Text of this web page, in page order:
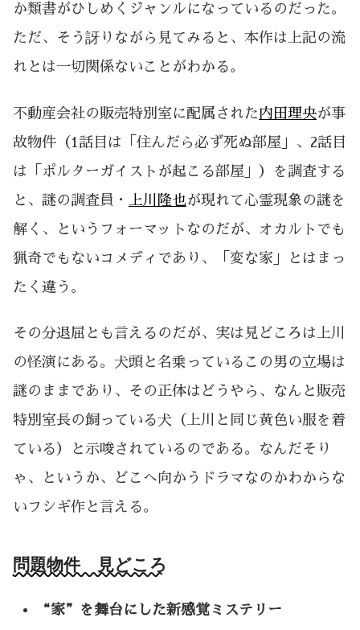
か類書がひしめくジャンルになっているのだった。
ただ、そう訝りながら見てみると、本作は上記の流
れとは一切関係ないことがわかる。
不動産会社の販売特別室に配属された 内田理央が事
故物件（1話目は「住んだら必ず死ぬ部屋」、2話目
は「ポルターガイストが起こる部屋」）を調査する
と、謎の調査員・
上川隆也が現れて心霊現象の謎を
解く、というフォーマットなのだが、オカルトでも
猟奇でもないコメディであり、「変な家」とはまっ
たく違う。
その分退屈とも言えるのだが、実は見どころは上川
の怪演にある。犬頭と名乗っているこの男の立場は
謎のままであり、その正体はどうやら、なんと販売
特別室長の飼っている犬（上川と同じ黄色い服を着
ている）と示唆されているのである。なんだそり
ゃ、というか、どこへ向かうドラマなのかわからな
いフシギ作と言える。
問題物件 見どころ
“家”を舞台にした新感覚ミステリー